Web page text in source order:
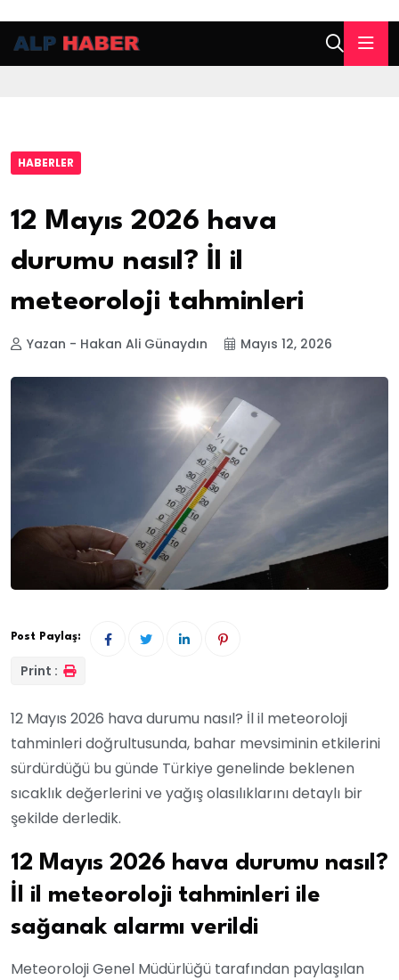
HABERLER
12 Mayıs 2026 hava
durumu nasıl? İl il
meteoroloji tahminleri
Yazan - Hakan Ali Günaydın Mayıs 12, 2026
Post Paylaş:
Print :
12 Mayıs 2026 hava durumu nasıl? İl il meteoroloji
tahminleri doğrultusunda, bahar mevsiminin etkilerini
sürdürdüğü bu günde Türkiye genelinde beklenen
sıcaklık değerlerini ve yağış olasılıklarını detaylı bir
şekilde derledik.
12 Mayıs 2026 hava durumu nasıl?
İl il meteoroloji tahminleri ile
sağanak alarmı verildi
Meteoroloji Genel Müdürlüğü tarafından paylaşılan